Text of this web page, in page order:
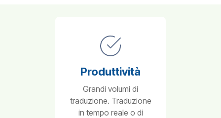
Produttività
Grandi volumi di
traduzione. Traduzione
in tempo reale o di